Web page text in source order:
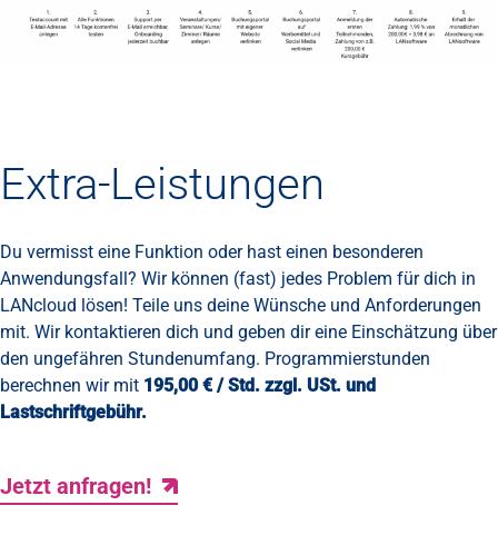
Extra-Leistungen
Du vermisst eine Funktion oder hast einen besonderen
Anwendungsfall? Wir können (fast) jedes Problem für dich in
LANcloud lösen! Teile uns deine Wünsche und Anforderungen
mit. Wir kontaktieren dich und geben dir eine Einschätzung über
den ungefähren Stundenumfang. Programmierstunden
berechnen wir mit 195,00 € / Std. zzgl. USt. und
Lastschriftgebühr.
Jetzt anfragen!